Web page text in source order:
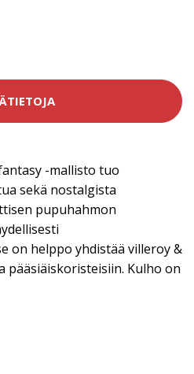
-mallisto tuo
sekä nostalgista
pupuhahmon
on helppo yhdistää villeroy &
pääsiäiskoristeisiin. Kulho on